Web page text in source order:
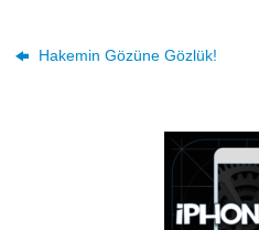
Hakemin Gözüne Gözlük!